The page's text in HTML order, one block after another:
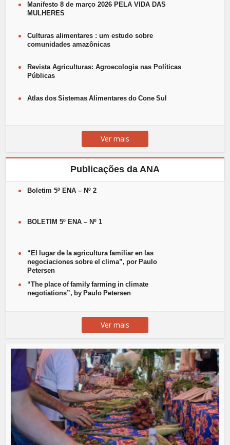
Manifesto 8 de março 2026 PELA VIDA DAS
MULHERES
Culturas alimentares : um estudo sobre
comunidades amazônicas
Revista Agriculturas: Agroecologia nas Políticas
Públicas
Atlas dos Sistemas Alimentares do Cone Sul
Ver mais
Publicações da ANA
Boletim 5º ENA – Nº 2
BOLETIM 5º ENA – Nº 1
“El lugar de la agricultura familiar en las
negociaciones sobre el clima”, por Paulo
Petersen
“The place of family farming in climate
negotiations”, by Paulo Petersen
Ver mais